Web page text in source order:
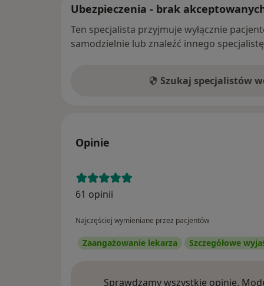
Ubezpieczenia - brak
Ten specjalista przyjmuje wyłącznie
samodzielnie lub znaleźć innego
Szukaj specjalistów
Opinie
61 opinii
Najczęściej wymieniane przez pacjentów
Zaangażowanie lekarza Szczegółowe
Sprawdzamy wszystkie opinie.